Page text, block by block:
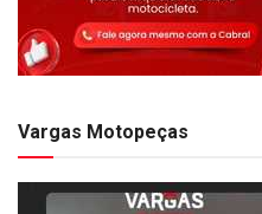
Vargas Motopeças